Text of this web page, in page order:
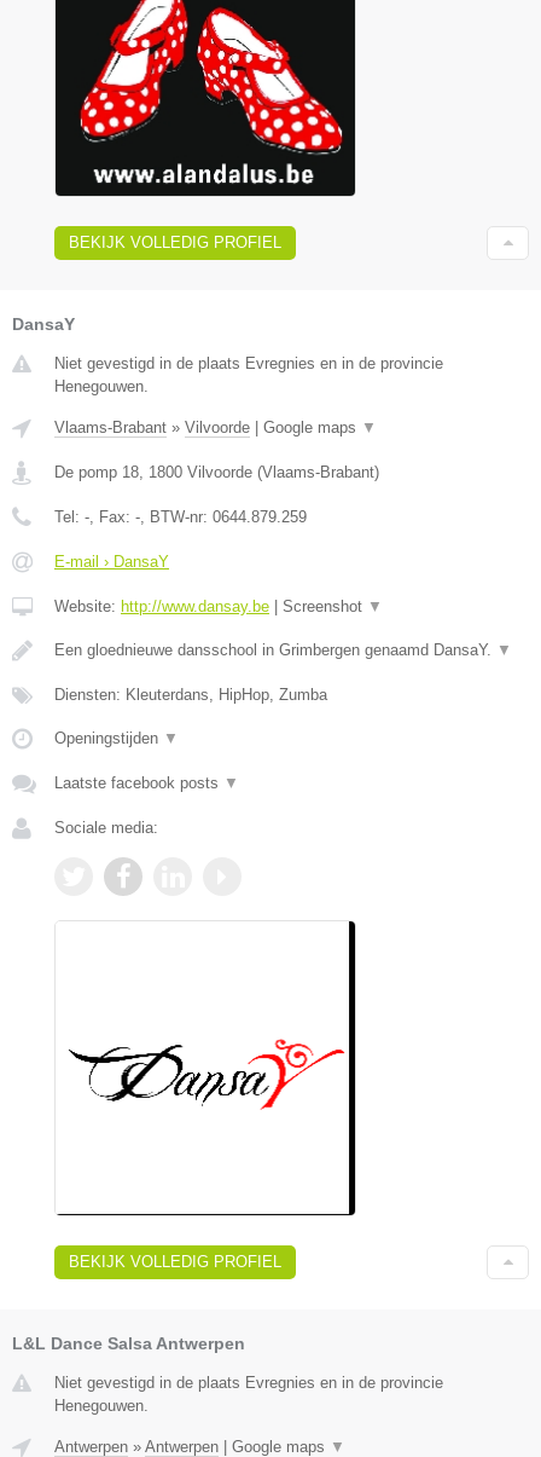
BEKIJK VOLLEDIG PROFIEL
DansaY
Niet gevestigd in de plaats Evregnies en in de provincie
Henegouwen.
Vlaams-Brabant » Vilvoorde | Google maps ▼
De pomp 18 1800 Vilvoorde (Vlaams-Brabant)
Tel: - , Fax: - , BTW-nr: 0644.879.259
E-mail › DansaY
Website: http://www.dansay.be | Screenshot ▼
Een gloednieuwe dansschool in Grimbergen genaamd DansaY. ▼
Diensten: Kleuterdans, HipHop, Zumba
Openingstijden ▼
Laatste facebook posts ▼
Sociale media:
BEKIJK VOLLEDIG PROFIEL
L&L Dance Salsa Antwerpen
Niet gevestigd in de plaats Evregnies en in de provincie
Henegouwen.
Antwerpen » Antwerpen | Google maps ▼